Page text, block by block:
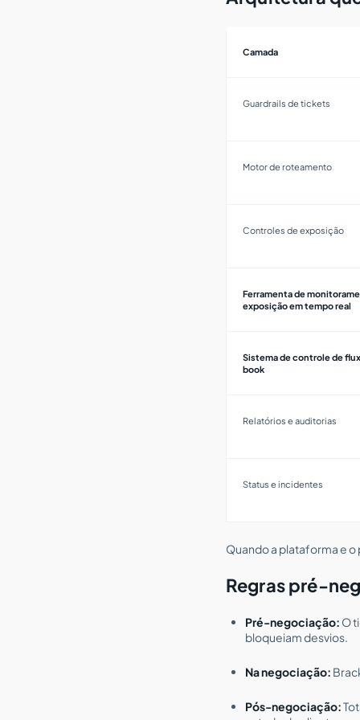
Camada
Guardrails de tickets
Motor de roteamento
Controles de exposição
Ferramenta de
exposição em tempo real
Sistema de controle de
book
Relatórios e auditorias
Status e incidentes
Quando a plataforma e
Regras pré-
Pré-negociação: O
bloqueiam desvios.
Na negociação:
Pós-negociação: